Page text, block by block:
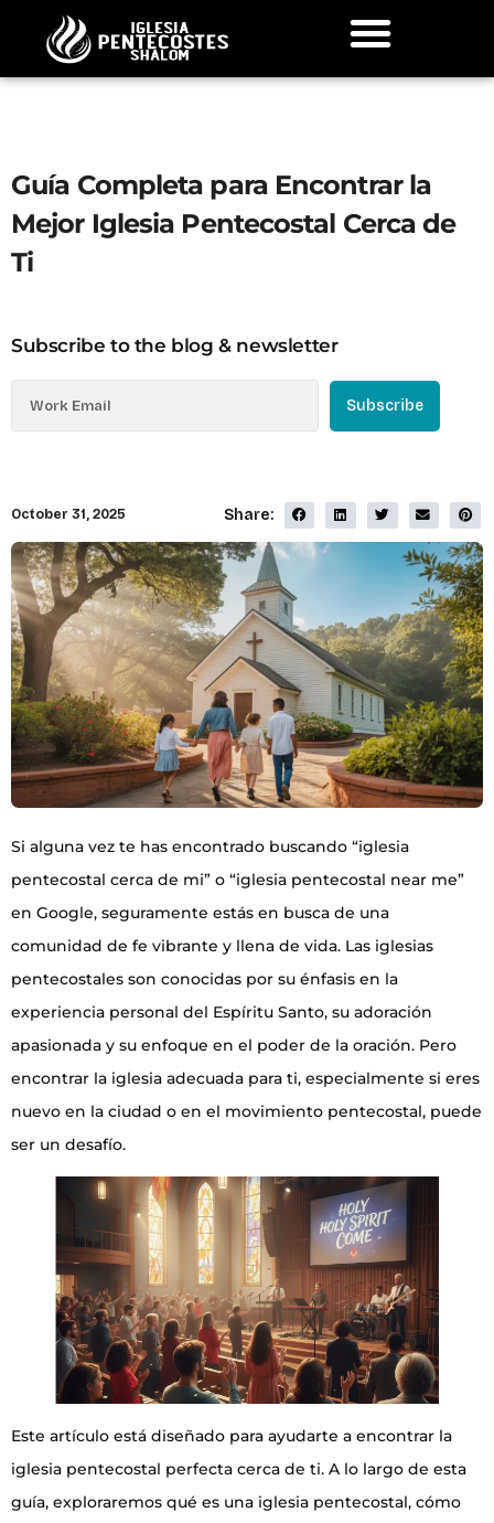
Guía Completa para Encontrar la
Mejor Iglesia Pentecostal Cerca de
Ti
Subscribe to the blog & newsletter
Subscribe
October 31, 2025 Share:
Si alguna vez te has encontrado buscando “iglesia
pentecostal cerca de mi” o “iglesia pentecostal near me”
en Google, seguramente estás en busca de una
comunidad de fe vibrante y llena de vida. Las iglesias
pentecostales son conocidas por su énfasis en la
experiencia personal del Espíritu Santo, su adoración
apasionada y su enfoque en el poder de la oración. Pero
encontrar la iglesia adecuada para ti, especialmente si eres
nuevo en la ciudad o en el movimiento pentecostal, puede
ser un desafío.
Este artículo está diseñado para ayudarte a encontrar la
iglesia pentecostal perfecta cerca de ti. A lo largo de esta
guía, exploraremos qué es una iglesia pentecostal, cómo